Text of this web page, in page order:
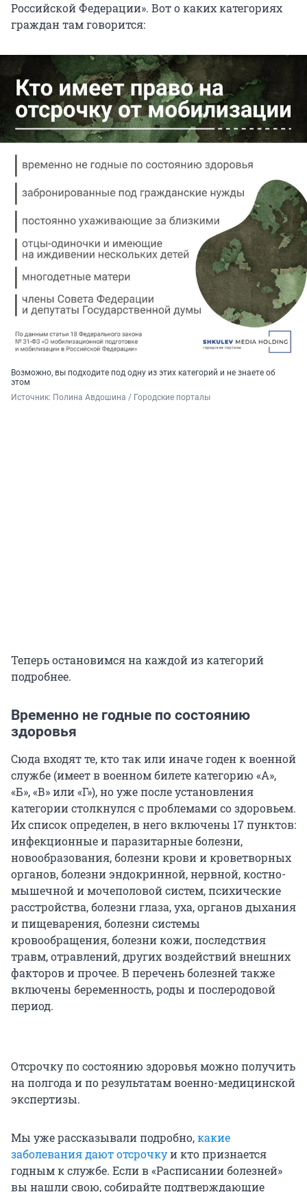
Российской Федерации». Вот о каких категориях
граждан там говорится:
Возможно, вы подходите под одну из этих категорий и не знаете об
этом
Источник: Полина Авдошина / Городские порталы
Теперь остановимся на каждой из категорий
подробнее.
Временно не годные по состоянию
здоровья
Сюда входят те, кто так или иначе годен к военной
службе (имеет в военном билете категорию «А»,
«Б», «В» или «Г»), но уже после установления
категории столкнулся с проблемами со здоровьем.
Их список определен, в него включены 17 пунктов:
инфекционные и паразитарные болезни,
новообразования, болезни крови и кроветворных
органов, болезни эндокринной, нервной, костно-
мышечной и мочеполовой систем, психические
расстройства, болезни глаза, уха, органов дыхания
и пищеварения, болезни системы
кровообращения, болезни кожи, последствия
травм, отравлений, других воздействий внешних
факторов и прочее. В перечень болезней также
включены беременность, роды и послеродовой
период.
Отсрочку по состоянию здоровья можно получить
на полгода и по результатам военно-медицинской
экспертизы.
Мы уже рассказывали подробно,какие
заболевания дают отсрочкуи кто признается
годным к службе. Если в «Расписании болезней»
вы нашли свою, собирайте подтверждающие